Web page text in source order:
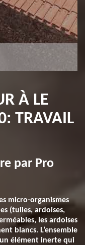
À LE
TRAVAIL
par Pro
micro-organismes
(tuiles, ardoises,
les ardoises
blancs. L’ensemble
élément inerte qui